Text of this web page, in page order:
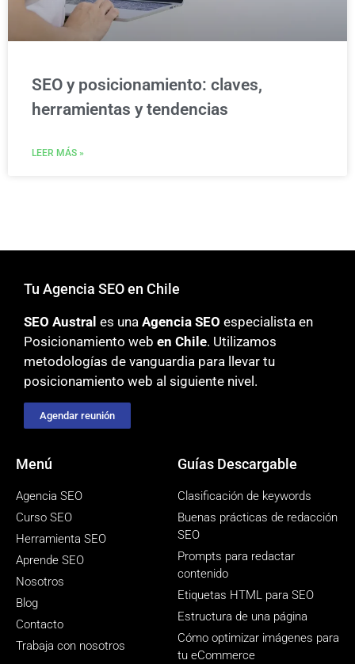
SEO y posicionamiento: claves,
herramientas y tendencias
LEER MÁS »
Tu Agencia SEO en Chile
SEO Austral es una Agencia SEO especialista en
Posicionamiento web en Chile. Utilizamos
metodologías de vanguardia para llevar tu
posicionamiento web al siguiente nivel.
Agendar reunión
Menú
Agencia SEO
Curso SEO
Herramienta SEO
Aprende SEO
Nosotros
Blog
Contacto
Trabaja con nosotros
Guías Descargable
Clasificación de keywords
Buenas prácticas de redacción
SEO
Prompts para redactar
contenido
Etiquetas HTML para SEO
Estructura de una página
Cómo optimizar imágenes para
tu eCommerce